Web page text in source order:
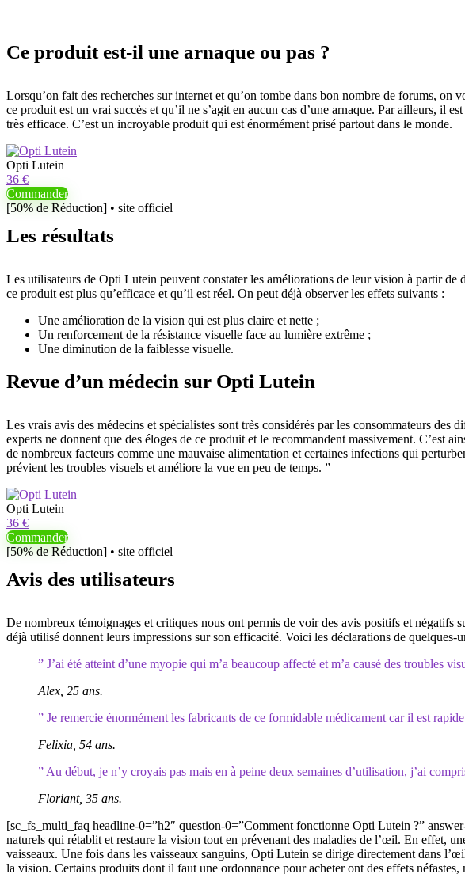
Ce produit est-il une arnaque ou pas ?
Lorsqu’on fait des recherches sur internet et qu’on tombe dans bon nombre de forums,
ce produit est un vrai succès et qu’il ne s’agit en aucun cas d’une arnaque. Par ailleurs, il
très efficace. C’est un incroyable produit qui est énormément prisé partout dans le monde.
Opti Lutein
36 €
Commander
[50% de Réduction] • site officiel
Les résultats
Les utilisateurs de Opti Lutein peuvent constater les améliorations de leur vision à partir
ce produit est plus qu’efficace et qu’il est réel. On peut déjà observer les effets suivants :
Une amélioration de la vision qui est plus claire et nette ;
Un renforcement de la résistance visuelle face au lumière extrême ;
Une diminution de la faiblesse visuelle.
Revue d’un médecin sur Opti Lutein
Les vrais avis des médecins et spécialistes sont très considérés par les consommateurs
experts ne donnent que des éloges de ce produit et le recommandent massivement. C’est
de nombreux facteurs comme une mauvaise alimentation et certaines infections qui
prévient les troubles visuels et améliore la vue en peu de temps. ”
Opti Lutein
36 €
Commander
[50% de Réduction] • site officiel
Avis des utilisateurs
De nombreux témoignages et critiques nous ont permis de voir des avis positifs et négatifs
déjà utilisé donnent leurs impressions sur son efficacité. Voici les déclarations de quelques-
” J’ai été atteint d’une myopie qui m’a beaucoup affecté et m’a causé des troubles
Alex, 25 ans.
” Je remercie énormément les fabricants de ce formidable médicament car il est
Felixia, 54 ans.
” Au début, je n’y croyais pas mais en à peine deux semaines d’utilisation, j’ai
Floriant, 35 ans.
[sc_fs_multi_faq headline-0=”h2″ question-0=”Comment fonctionne Opti Lutein ?”
naturels qui rétablit et restaure la vision tout en prévenant des maladies de l’œil. En effet,
vaisseaux. Une fois dans les vaisseaux sanguins, Opti Lutein se dirige directement dans
la vision. Certains produits dont il faut une ordonnance pour acheter ont des effets